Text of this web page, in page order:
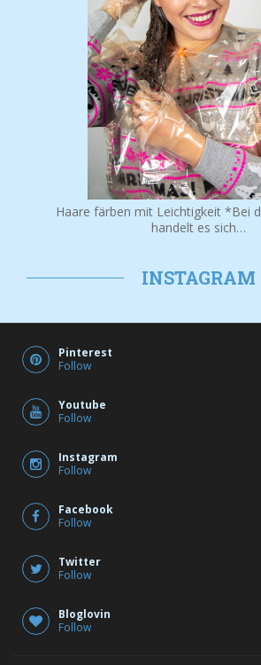
Haare färben mit Leichtigkeit *Bei
handelt es sich…
INSTAGRAM
Pinterest
Follow
Youtube
Follow
Instagram
Follow
Facebook
Follow
Twitter
Follow
Bloglovin
Follow